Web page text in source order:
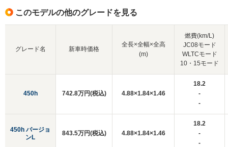
このモデルの他のグレードを見る
グレード名
450h
450h バージョ
ンL
新車時価格
全長×全幅×全高
(m)
燃費(km/L)
JC08モード
WLTCモード
10・15モード
742.8万円(税込) 4.88×1.84×1.46
18.2
-
-
843.5万円(税込) 4.88×1.84×1.46
18.2
-
-